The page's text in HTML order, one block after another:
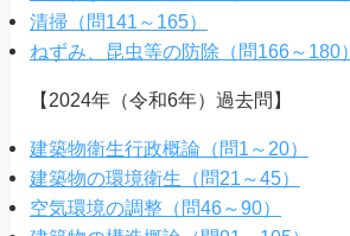
清掃（問141～165）
ねずみ、昆虫等の防除（問166～180）
【2024年（令和6年）過去問】
建築物衛生行政概論（問1～20）
建築物の環境衛生（問21～45）
空気環境の調整（問46～90）